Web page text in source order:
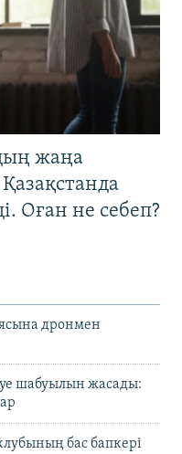
жаңа
Оған не себеп?
дронмен
шабуылын жасады:
бас бапкері